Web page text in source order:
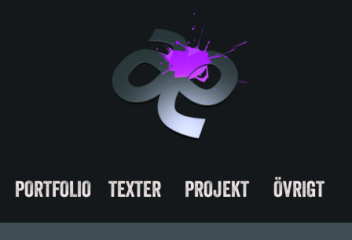
PORTFOLIO TEXTER PROJEKT ÖVRIGT